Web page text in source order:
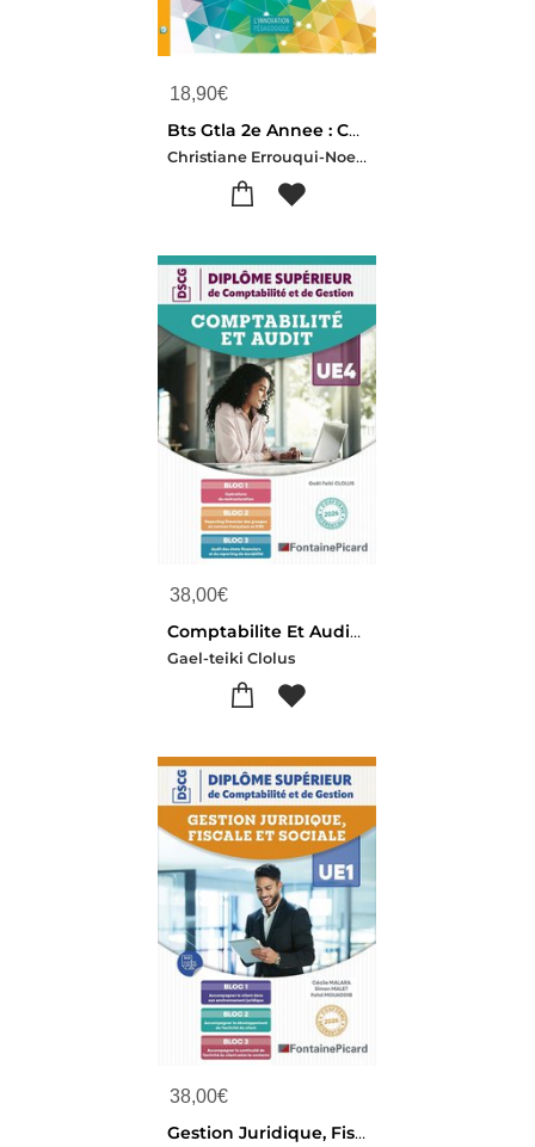
18,90€
Bts Gtla 2e Annee : Cas D'entrainement, Analyse D'une Activite De Transport Et De Prestations Logistiques
Christiane Errouqui-Noel Samana-Patrick Miani-Nadine Venturelli
38,00€
Comptabilite Et Audit Ue4 Dscg
Gael-teiki Clolus
38,00€
Gestion Juridique, Fiscale Et Sociale : Ue1 Dscg